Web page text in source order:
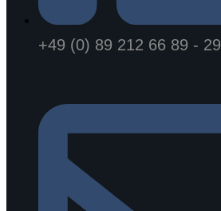
+49 (0) 89 212 66 89 - 29